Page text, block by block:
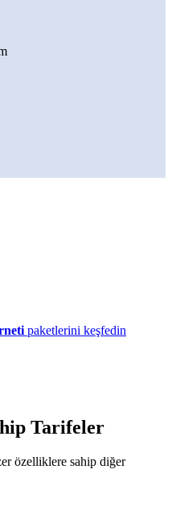
paketlerini keşfedin
Tarifeler
özelliklere sahip diğer